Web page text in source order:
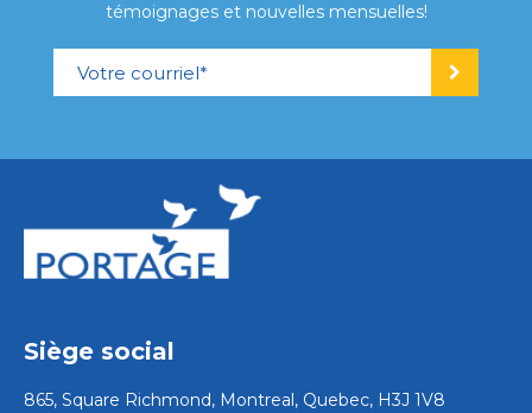
témoignages et nouvelles mensuelles!
Siège social
865, Square Richmond, Montreal, Quebec, H3J 1V8